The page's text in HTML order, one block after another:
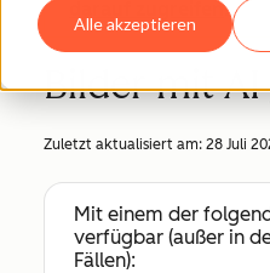
Alle akzeptieren
darauf zugreifen.
Bilder mit
Zuletzt aktualisiert am: 28 Juli
Mit einem der
verfügbar (außer in
Fällen):